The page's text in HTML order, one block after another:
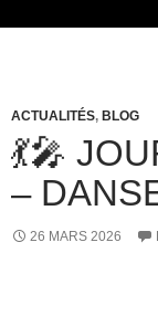
ACTUALITÉS, BLOG
💃🎤
–
26 MARS 2026